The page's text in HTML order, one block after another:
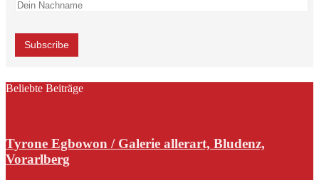
Beliebte Beiträge
Tyrone Egbowon / Galerie allerart, Bludenz,
Vorarlberg